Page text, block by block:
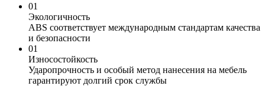
01
Экологичность
ABS соответствует международным стандартам качества
и безопасности
01
Износостойкость
Ударопрочность и особый метод нанесения на мебель
гарантируют долгий срок службы